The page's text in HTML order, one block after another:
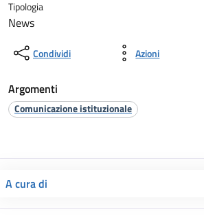
Tipologia
News
Condividi Azioni
Argomenti
Comunicazione istituzionale
A cura di